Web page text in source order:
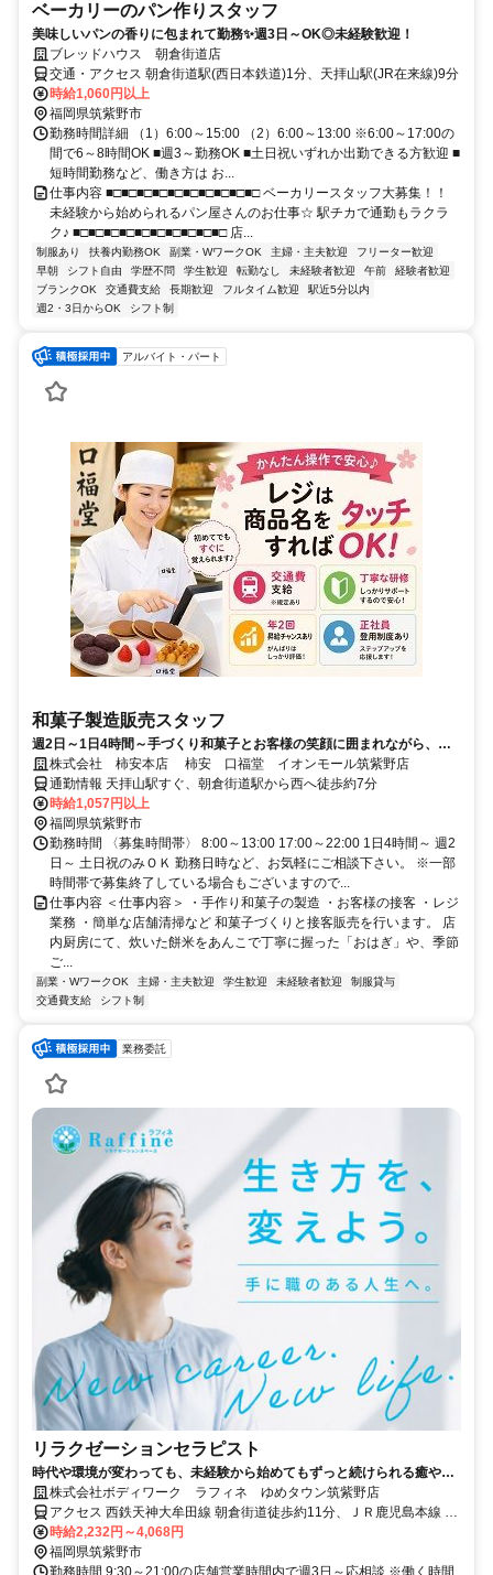
ベーカリーのパン作りスタッフ
美味しいパンの香りに包まれて勤務✨週3日～OK◎未経験歓迎！
ブレッドハウス 朝倉街道店
交通・アクセス 朝倉街道駅(西日本鉄道)1分、天拝山駅(JR在来線)9分
時給1,060円以上
福岡県筑紫野市
勤務時間詳細 （1）6:00～15:00 （2）6:00～13:00 ※6:00～17:00の
間で6～8時間OK ■週3～勤務OK ■土日祝いずれか出勤できる方歓迎 ■
短時間勤務など、働き方は お...
仕事内容 ■□■□■□■□■□■□■□■□■□■□ ベーカリースタッフ大募集！！
未経験から始められるパン屋さんのお仕事☆ 駅チカで通勤もラクラ
ク♪ ■□■□■□■□■□■□■□■□■□■□ 店...
制服あり 扶養内勤務OK 副業・WワークOK 主婦・主夫歓迎
フリーター歓迎
早朝
シフト自由 学歴不問 学生歓迎 転勤なし 未経験者歓迎 午前
経験者歓迎
ブランクOK
交通費支給 長期歓迎 フルタイム歓迎
駅近5分以内
週2・3日からOK
シフト制
アルバイト・パート
和菓子製造販売スタッフ
週2日～1日4時間～手づくり和菓子とお客様の笑顔に囲まれながら、一
緒に楽しく働きませんか
株式会社 柿安本店 柿安 口福堂 イオンモール筑紫野店
通勤情報 天拝山駅すぐ、朝倉街道駅から西へ徒歩約7分
時給1,057円以上
福岡県筑紫野市
勤務時間 〈募集時間帯〉 8:00～13:00 17:00～22:00 1日4時間～ 週2
日～ 土日祝のみＯＫ 勤務日時など、お気軽にご相談下さい。 ※一部
時間帯で募集終了している場合もございますので...
仕事内容 ＜仕事内容＞ ・手作り和菓子の製造 ・お客様の接客 ・レジ
業務 ・簡単な店舗清掃など 和菓子づくりと接客販売を行います。 店
内厨房にて、炊いた餅米をあんこで丁寧に握った「おはぎ」や、季節
ご...
副業・WワークOK 主婦・主夫歓迎 学生歓迎 未経験者歓迎
制服貸与
交通費支給
シフト制
業務委託
リラクゼーションセラピスト
時代や環境が変わっても、未経験から始めてもずっと続けられる癒やし
の仕事。手に職を身につけて、生き方を変えよう。
株式会社ボディワーク ラフィネ ゆめタウン筑紫野店
アクセス 西鉄天神大牟田線 朝倉街道徒歩約11分、ＪＲ鹿児島本線 天
拝山徒歩約15分、西鉄天神大牟田線 桜台（福岡県）東口徒歩約22分
最寄駅：朝倉街道駅
時給2,232円～4,068円
福岡県筑紫野市
勤務時間 9:30～21:00の店舗営業時間内で週3日～応相談 ※働く時間